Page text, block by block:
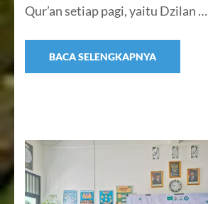
Qur’an setiap pagi, yaitu Dzilan …
BACA SELENGKAPNYA